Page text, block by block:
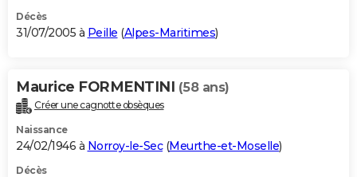
Décès
31/07/2005 à Peille (Alpes-Maritimes)
Maurice FORMENTINI (58 ans)
Créer une cagnotte obsèques
Naissance
24/02/1946 à Norroy-le-Sec(Meurthe-et-Moselle)
Décès